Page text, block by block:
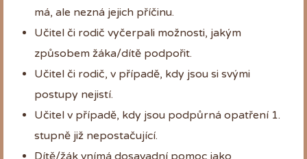
má, ale nezná jejich příčinu.
Učitel či rodič vyčerpali možnosti, jakým
způsobem žáka/dítě podpořit.
Učitel či rodič, v případě, kdy jsou si svými
postupy nejistí.
Učitel v případě, kdy jsou podpůrná opatření 1.
stupně již nepostačující.